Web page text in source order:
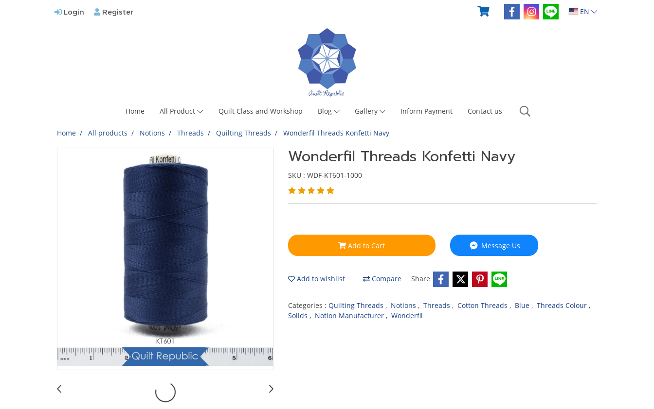
Login Register EN
Home All Product Quilt Class and Workshop Blog Gallery Inform Payment Contact us
Home All products Notions Threads Quilting Threads Wonderfil Threads Konfetti Navy
Wonderfil Threads Konfetti Navy
SKU : WDF-KT601-1000
Add to Cart Message Us
Add to wishlist Compare Share
Categories : Quilting Threads , Notions , Threads , Cotton Threads , Blue , Threads Colour ,
Solids , Notion Manufacturer , Wonderfil